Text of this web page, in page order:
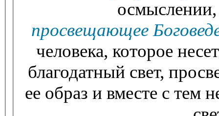
просвещающее
человека, которое
благодатный свет,
ее образ и вместе с тем